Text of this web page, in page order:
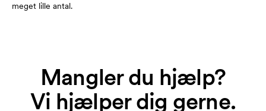
meget lille antal.
Mangler du hjælp?
Vi hjælper dig gerne.